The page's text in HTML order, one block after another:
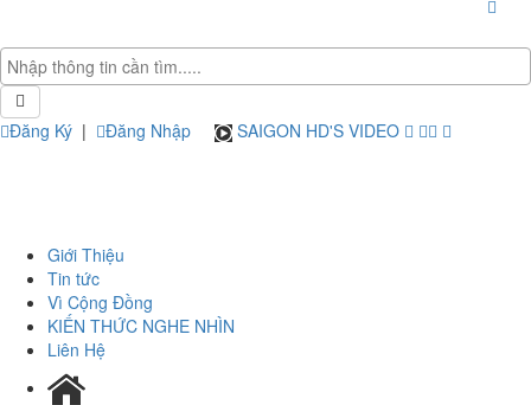
Đăng Ký | Đăng Nhập SAIGON HD'S VIDEO
Giới Thiệu
Tin tức
Vì Cộng Đồng
KIẾN THỨC NGHE NHÌN
Liên Hệ